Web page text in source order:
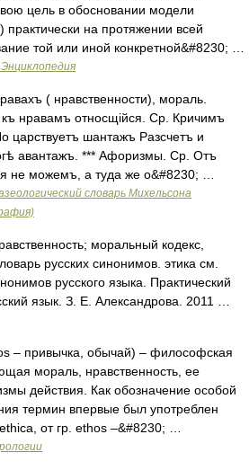
цель в обосновании модели
практически на протяжении всей
той или иной конкретной&#8230; …
( нравственности), мораль.
къ нравамъ относщійся. Ср. Кричимъ
царствуетъ шантажъ Разсчетъ и
авантажъ. *** Афоризмы. Ср. Отъ
не можемъ, а туда же о&#8230; …
словарь Михельсона
моральный кодекс,
русских синонимов. этика см.
русского языка. Практический
язык. З. Е. Александрова. 2011 …
– привычка, обычай) – философская
мораль, нравственность, ее
действия. Как обозначение особой
термин впервые был употреблен
от гр. ethos –&#8230; …